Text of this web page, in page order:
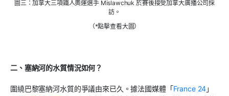
圖三：加拿大三項鐵人奧運選手 Mislawchuk 於賽後接受加拿大廣播公司採
訪。
（*點擊查看大圖）
二、塞納河的水質情況如何？
圍繞巴黎塞納河水質的爭議由來已久。據法國媒體「France 24」